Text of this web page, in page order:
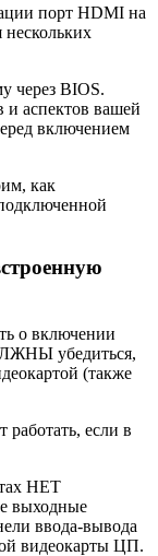
порт HDMI на
через BIOS.
и аспектов вашей
включением
как
о включении
убедиться,
(также
если в
НЕТ
выходные
ввода-вывода
видеокарты ЦП.